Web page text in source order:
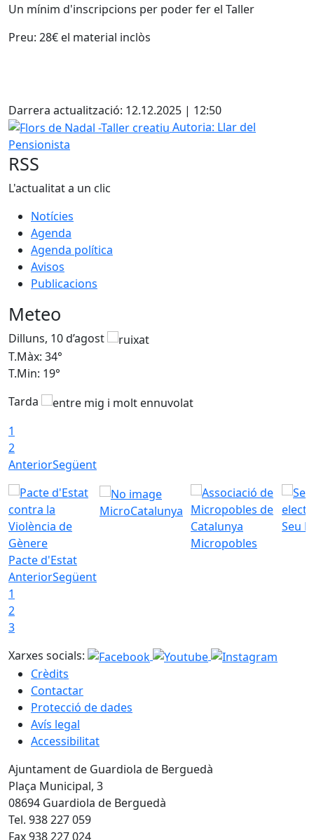
Un mínim d'inscripcions per poder fer el Taller
Preu: 28€ el material inclòs
Darrera actualització: 12.12.2025 | 12:50
Flors de Nadal -Taller creatiu
Autoria: Llar del
Pensionista
RSS
L'actualitat a un clic
Notícies
Agenda
Agenda política
Avisos
Publicacions
Meteo
Dilluns, 10 d’agost
T.Màx: 34°
T.Min: 19°
Tarda
1
2
AnteriorSegüent
Pacte d'Estat
MicroCatalunya
Micropobles
Seu
AnteriorSegüent
1
2
3
Xarxes socials:
Crèdits
Contactar
Protecció de dades
Avís legal
Accessibilitat
Ajuntament de Guardiola de Berguedà
Plaça Municipal, 3
08694 Guardiola de Berguedà
Tel. 938 227 059
Fax 938 227 024